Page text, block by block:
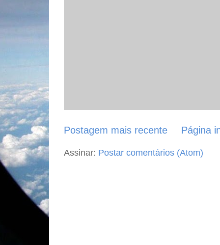
Postagem mais recente Página
Assinar: Postar comentários (Atom)